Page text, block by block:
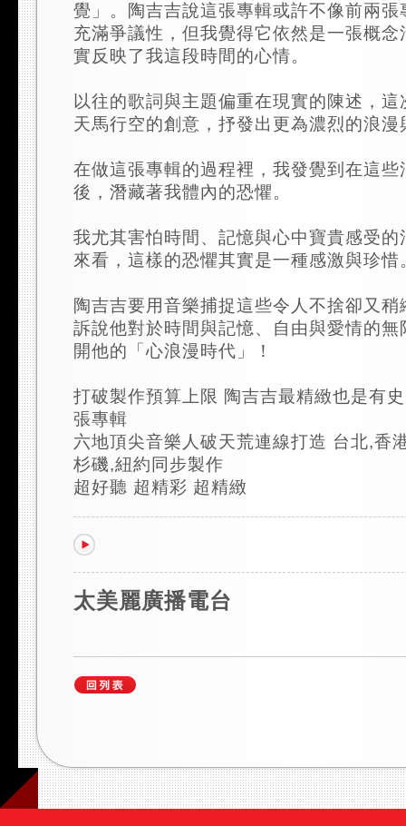
覺」。陶吉吉說這張專輯或許不像前兩張
充滿爭議性，但我覺得它依然是一張概念
實反映了我這段時間的心情。
以往的歌詞與主題偏重在現實的陳述，
天馬行空的創意，抒發出更為濃烈的浪漫
在做這張專輯的過程裡，我發覺到在這些
後，潛藏著我體內的恐懼。
我尤其害怕時間、記憶與心中寶貴感受的
來看，這樣的恐懼其實是一種感激與珍惜
陶吉吉要用音樂捕捉這些令人不捨卻又
訴說他對於時間與記憶、自由與愛情的無
開他的「心浪漫時代」！
打破製作預算上限 陶吉吉最精緻也是有
張專輯
六地頂尖音樂人破天荒連線打造 台北,香
杉磯,紐約同步製作
超好聽 超精彩 超精緻
太美麗廣播電台